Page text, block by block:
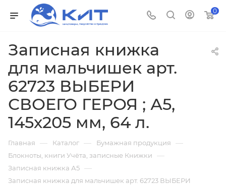
0
Записная книжка
для мальчишек арт.
62723 ВЫБЕРИ
СВОЕГО ГЕРОЯ ; А5,
145х205 мм, 64 л.
Главная — Каталог — Бумажная продукция —
Блокноты, книги Учёта, записные Книжки —
Записная книжка А5 —
Записная книжка для мальчишек арт. 62723 ВЫБЕРИ